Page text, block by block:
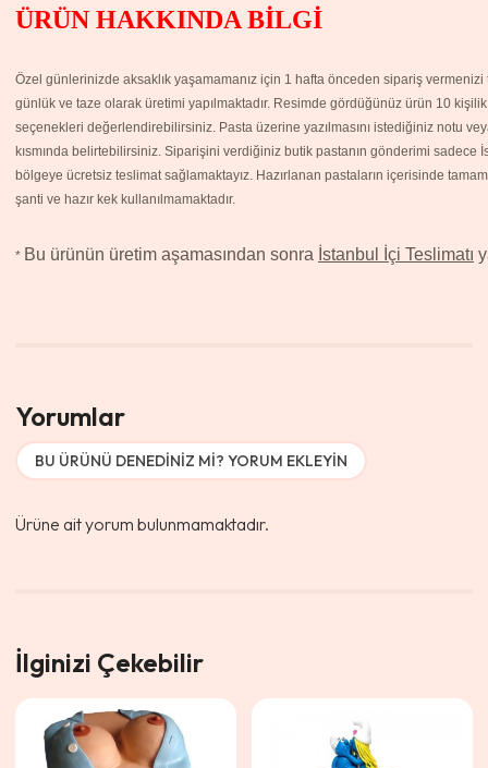
ÜRÜN HAKKINDA BİLGİ
Özel günlerinizde aksaklık yaşamamanız için 1 hafta önceden sipariş
günlük ve taze olarak üretimi yapılmaktadır. Resimde gördüğünüz ürün 10
seçenekleri değerlendirebilirsiniz. Pasta üzerine yazılmasını istediğiniz notu
kısmında belirtebilirsiniz. Siparişini verdiğiniz butik pastanın gönderimi sadece
bölgeye ücretsiz teslimat sağlamaktayız. Hazırlanan pastaların içerisinde
şanti ve hazır kek kullanılmamaktadır.
* Bu ürünün üretim aşamasından sonra İstanbul İçi Teslimatı
Yorumlar
BU ÜRÜNÜ DENEDINIZ MI? YORUM EKLEYIN
Ürüne ait yorum bulunmamaktadır.
İlginizi Çekebilir